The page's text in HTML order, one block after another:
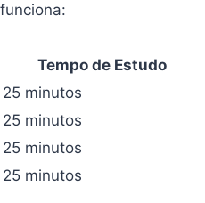
funciona:
Tempo de Estudo
25 minutos
25 minutos
25 minutos
25 minutos